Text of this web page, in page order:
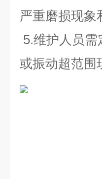
严重磨损现
5.维护人员
或振动超范围